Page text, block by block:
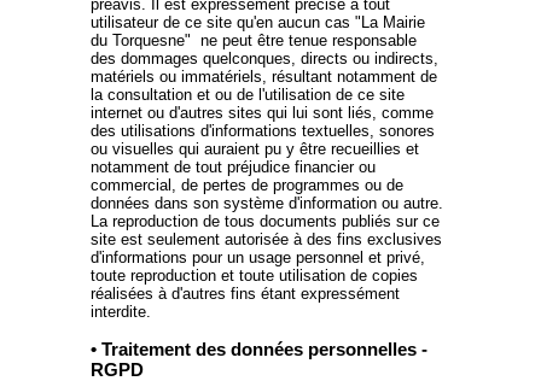
préavis. Il est expressément précisé à tout
utilisateur de ce site qu'en aucun cas "La Mairie
du Torquesne" ne peut être tenue responsable
des dommages quelconques, directs ou indirects,
matériels ou immatériels, résultant notamment de
la consultation et ou de l'utilisation de ce site
internet ou d'autres sites qui lui sont liés, comme
des utilisations d'informations textuelles, sonores
ou visuelles qui auraient pu y être recueillies et
notamment de tout préjudice financier ou
commercial, de pertes de programmes ou de
données dans son système d'information ou autre.
La reproduction de tous documents publiés sur ce
site est seulement autorisée à des fins exclusives
d'informations pour un usage personnel et privé,
toute reproduction et toute utilisation de copies
réalisées à d'autres fins étant expressément
interdite.
• Traitement des données personnelles -
RGPD